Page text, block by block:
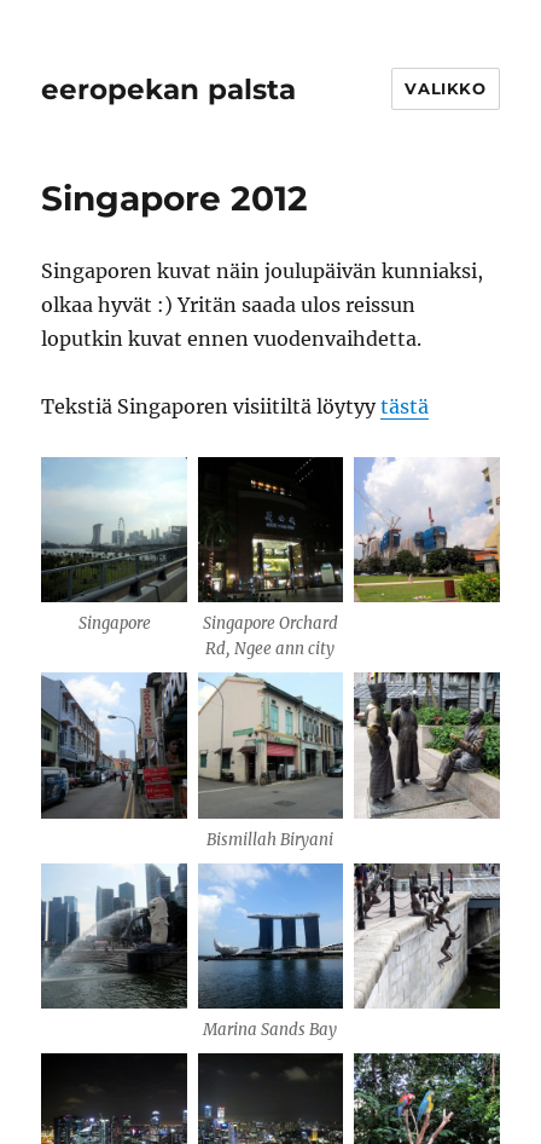
eeropekan palsta VALIKKO
Singapore 2012
Singaporen kuvat näin joulupäivän kunniaksi,
olkaa hyvät :) Yritän saada ulos reissun
loputkin kuvat ennen vuodenvaihdetta.
Tekstiä Singaporen visiitiltä löytyytästä
Singapore
Singapore Orchard
Rd, Ngee ann city
Bismillah Biryani
Marina Sands Bay